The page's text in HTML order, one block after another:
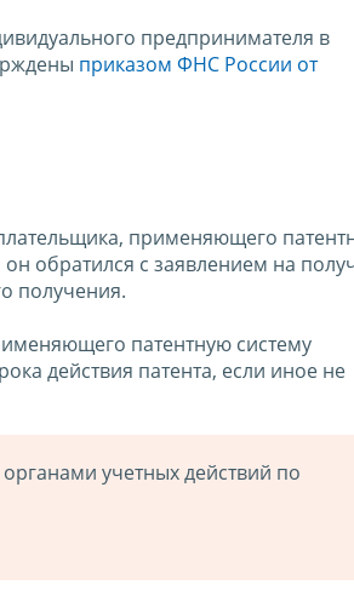
предпринимателя в
приказом ФНС России от
применяющего
обратился с заявлением на
получения.
патентную систему
действия патента, если иное не
учетных действий по